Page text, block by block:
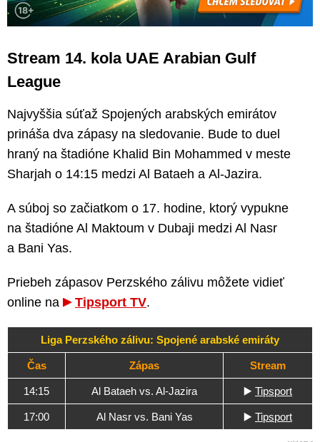
Stream 14. kola UAE Arabian Gulf
League
Najvyššia súťaž Spojených arabských emirátov
prináša dva zápasy na sledovanie. Bude to duel
hraný na štadióne Khalid Bin Mohammed v meste
Sharjah o 14:15 medzi Al Bataeh a Al-Jazira.
A súboj so začiatkom o 17. hodine, ktorý vypukne
na štadióne Al Maktoum v Dubaji medzi Al Nasr
a Bani Yas.
Priebeh zápasov Perzského zálivu môžete vidieť
online na
Tipsport TV.
Liga Perzského zálivu: Spojené arabské emiráty
Čas Zápas Stream
14:15 Al Bataeh vs. Al-Jazira ▶️ Tipsport
17:00 Al Nasr vs. Bani Yas ▶️ Tipsport